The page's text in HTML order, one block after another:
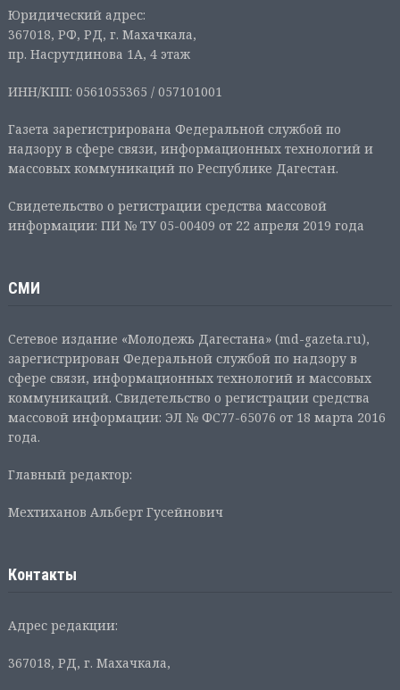
Юридический адрес:
367018, РФ, РД, г. Махачкала,
пр. Насрутдинова 1А, 4 этаж
ИНН/КПП: 0561055365 / 057101001
Газета зарегистрирована Федеральной службой по
надзору в сфере связи, информационных технологий и
массовых коммуникаций по Республике Дагестан.
Свидетельство о регистрации средства массовой
информации: ПИ № ТУ 05-00409 от 22 апреля 2019 года
СМИ
Сетевое издание «Молодежь Дагестана» (md-gazeta.ru),
зарегистрирован Федеральной службой по надзору в
сфере связи, информационных технологий и массовых
коммуникаций. Свидетельство о регистрации средства
массовой информации: ЭЛ № ФС77-65076 от 18 марта 2016
года.
Главный редактор:
Мехтиханов Альберт Гусейнович
Контакты
Адрес редакции:
367018, РД, г. Махачкала,